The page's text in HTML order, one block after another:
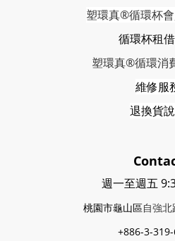
塑環真®循環杯
循環杯租
塑環真®循環消
維修服
退換貨
週一至週五
桃園市龜山區自強
+886-3-